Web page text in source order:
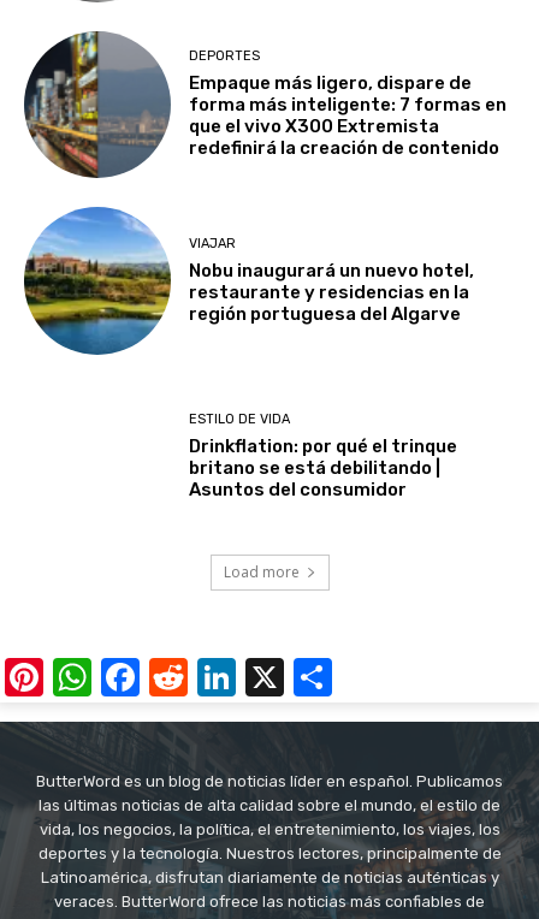
DEPORTES
Empaque más ligero, dispare de
forma más inteligente: 7 formas en
que el vivo X300 Extremista
redefinirá la creación de contenido
VIAJAR
Nobu inaugurará un nuevo hotel,
restaurante y residencias en la
región portuguesa del Algarve
ESTILO DE VIDA
Drinkflation: por qué el trinque
britano se está debilitando |
Asuntos del consumidor
Load more
Pinterest
WhatsApp
Facebook
RedditLinkedIn
X
ButterWord es un blog de noticias líder en español. Publicamos
las últimas noticias de alta calidad sobre el mundo, el estilo de
vida, los negocios, la política, el entretenimiento, los viajes, los
deportes y la tecnología. Nuestros lectores, principalmente de
Latinoamérica, disfrutan diariamente de noticias auténticas y
veraces. ButterWord ofrece las noticias más confiables de